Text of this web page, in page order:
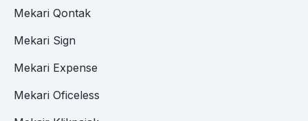
Mekari Qontak
Mekari Sign
Mekari Expense
Mekari Oficeless